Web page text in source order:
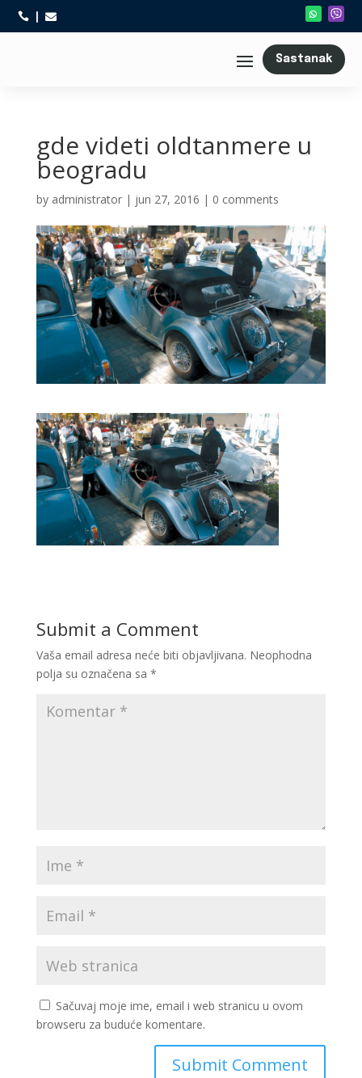
 
Sastanak
gde videti oldtanmere u
beogradu
by administrator| jun 27, 2016 | 0 comments
Submit a Comment
Vaša email adresa neće biti objavljivana. Neophodna
polja su označena sa *
Sačuvaj moje ime, email i web stranicu u ovom
browseru za buduće komentare.